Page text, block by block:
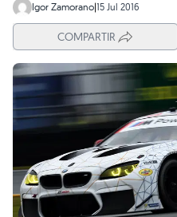
Igor Zamorano|15 Jul 2016
COMPARTIR